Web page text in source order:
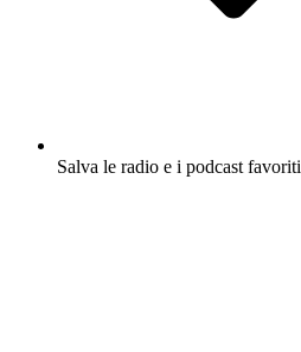
Salva le radio e i podcast favoriti